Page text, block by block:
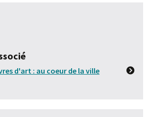
d'art : au coeur de la ville